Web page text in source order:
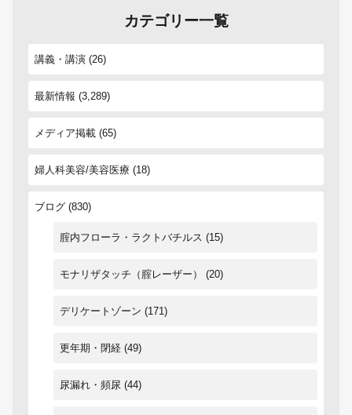
カテゴリー一覧
講義・講演 (26)
最新情報 (3,289)
メディア掲載 (65)
婦人科美容/美容医療 (18)
ブログ (830)
腟内フローラ・ラクトバチルス (15)
モナリザタッチ（腟レーザー） (20)
デリケートゾーン (171)
更年期・閉経 (49)
尿漏れ・頻尿 (44)